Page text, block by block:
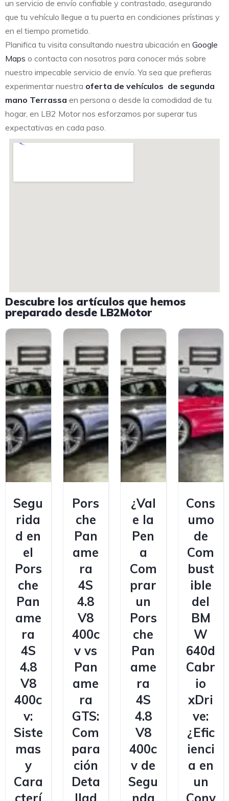
un servicio de envío confiable y contrastado, asegurando
que tu vehículo llegue a tu puerta en condiciones prístinas y
en el tiempo prometido.
Planifica tu visita consultando nuestra ubicación en Google
Maps o contacta con nosotros para conocer más sobre
nuestro impecable servicio de envío. Ya sea que prefieras
experimentar nuestra oferta de vehículos de segunda
mano Terrassa en persona o desde la comodidad de tu
hogar, en LB2 Motor nos esforzamos por superar tus
expectativas en cada paso.
Descubre los artículos que hemos
preparado desde LB2Motor
Segu
rida
d en
el
Pors
che
Pan
ame
ra
4S
4.8
V8
400c
v:
Siste
mas
y
Cara
Pors
che
Pan
ame
ra
4S
4.8
V8
400c
v vs
Pan
ame
ra
GTS:
Com
para
ción
Deta
¿Val
e la
Pen
a
Com
prar
un
Pors
che
Pan
ame
ra
4S
4.8
V8
400c
v de
Segu
Cons
umo
de
Com
bust
ible
del
BM
W
640d
Cabr
io
xDri
ve:
¿Efic
ienci
a en
un